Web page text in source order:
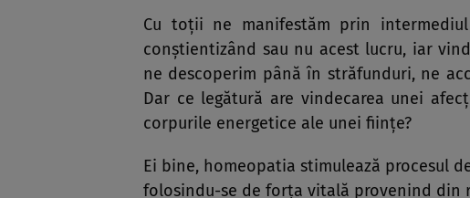
Cu toţii ne manifestăm prin
conştientizând sau nu acest lucru, iar
ne descoperim până în străfunduri, ne
Dar ce legătură are vindecarea unei
corpurile energetice ale unei fiinţe?
Ei bine, homeopatia stimulează procesul
folosindu-se de forţa vitală provenind din